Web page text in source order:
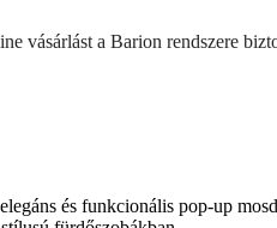
vásárlást a Barion rendszere
és funkcionális pop-up